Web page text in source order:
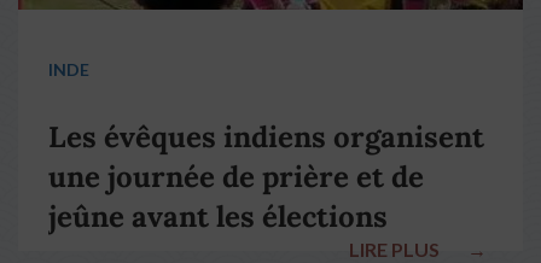
INDE
Les évêques indiens organisent
une journée de prière et de
jeûne avant les élections
LIRE PLUS →